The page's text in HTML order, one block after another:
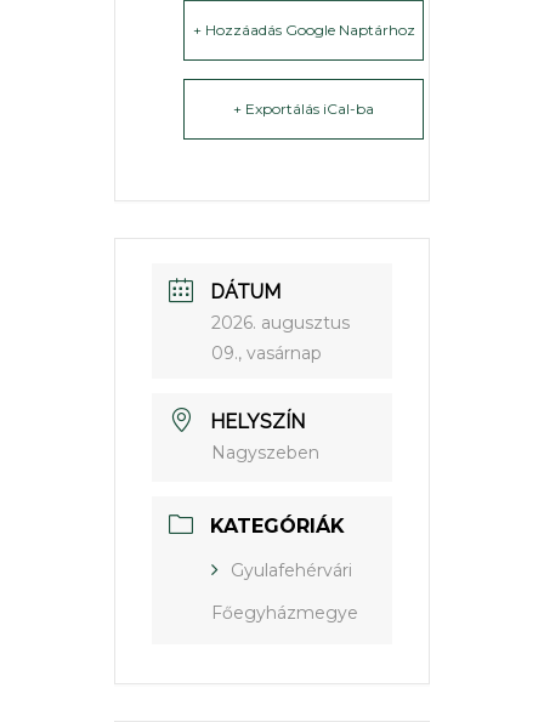
+ Hozzáadás Google Naptárhoz
+ Exportálás iCal-ba
DÁTUM
2026. augusztus
09., vasárnap
HELYSZÍN
Nagyszeben
KATEGÓRIÁK
Gyulafehérvári
Főegyházmegye